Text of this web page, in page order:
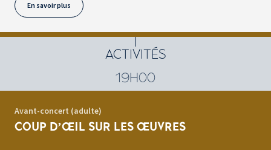
En savoir plus
ACTIVITÉS
19H00
Avant-concert (adulte)
COUP D’ŒIL SUR LES ŒUVRES